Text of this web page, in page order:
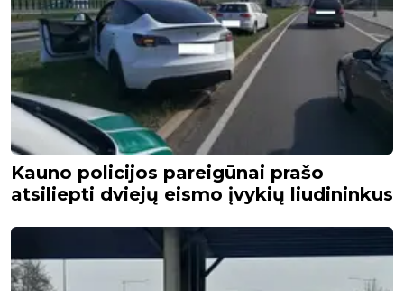
Kauno policijos pareigūnai prašo
atsiliepti dviejų eismo įvykių liudininkus